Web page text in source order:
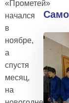
«Прометей»
начался
в
ноябре,
а
спустя
месяц,
на